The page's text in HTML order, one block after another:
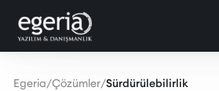
Egeria/Çözümler/Sürdürülebilirlik